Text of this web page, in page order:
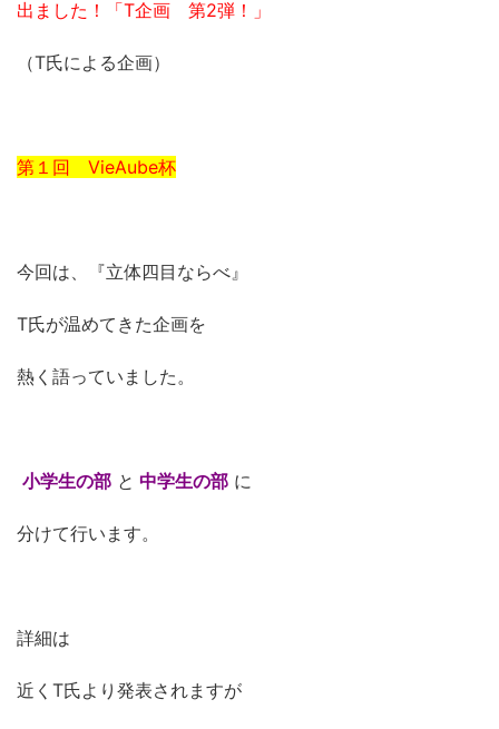
出ました！「T企画 第2弾！」
（T氏による企画）
第１回 VieAube杯
今回は、『立体四目ならべ』
T氏が温めてきた企画を
熱く語っていました。
小学生の部 と 中学生の部 に
分けて行います。
詳細は
近くT氏より発表されますが